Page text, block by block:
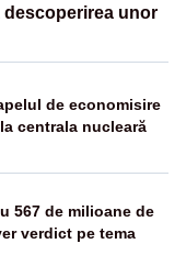
unor
de economisire
centrala nucleară
567 de milioane de
verdict pe tema